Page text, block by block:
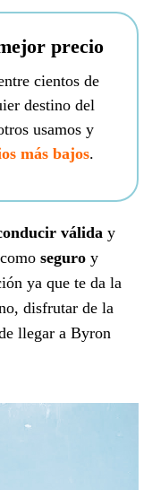
precio
cientos de
destino del
usamos y
más bajos.
válida y
seguro y
ya que te da la
disfrutar de la
llegar a Byron